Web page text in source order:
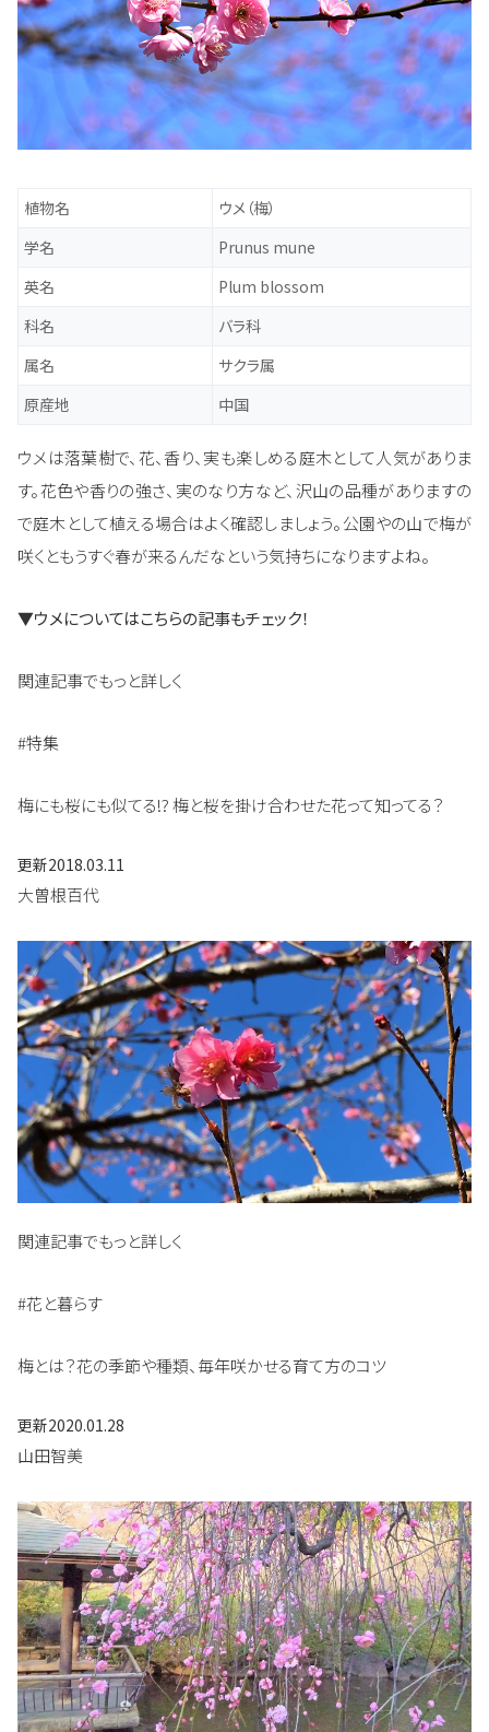
植物名
ウメ（梅）
学名
Prunus mune
英名
Plum blossom
科名
バラ科
属名
サクラ属
原産地
中国
ウメは落葉樹で、花、香り、実も楽しめる庭木として人気がありま
す。花色や香りの強さ、実のなり方など、沢山の品種がありますの
で庭木として植える場合はよく確認しましょう。公園やの山で梅が
咲くともうすぐ春が来るんだなという気持ちになりますよね。
▼ウメについてはこちらの記事もチェック！
関連記事でもっと詳しく
#特集
梅にも桜にも似てる!? 梅と桜を掛け合わせた花って知ってる？
更新2018.03.11
大曽根百代
関連記事でもっと詳しく
#花と暮らす
梅とは？花の季節や種類、毎年咲かせる育て方のコツ
更新2020.01.28
山田智美